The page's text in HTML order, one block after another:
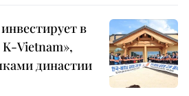
в
Vietnam»,
династии